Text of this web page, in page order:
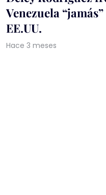
Venezuela
EE.UU.
Hace 3 meses